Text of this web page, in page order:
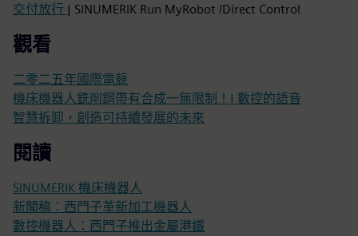
交付放行 | SINUMERIK Run MyRobot /Direct Control
觀看
二零二五年國際電競
機床機器人銑削鋼帶有合成一無限制！| 數控的語音
智慧拆卸，創造可持續發展的未來
閱讀
SINUMERIK 機床機器人
新聞稿：西門子革新加工機器人
數控機器人：西門子推出金屬港鐵